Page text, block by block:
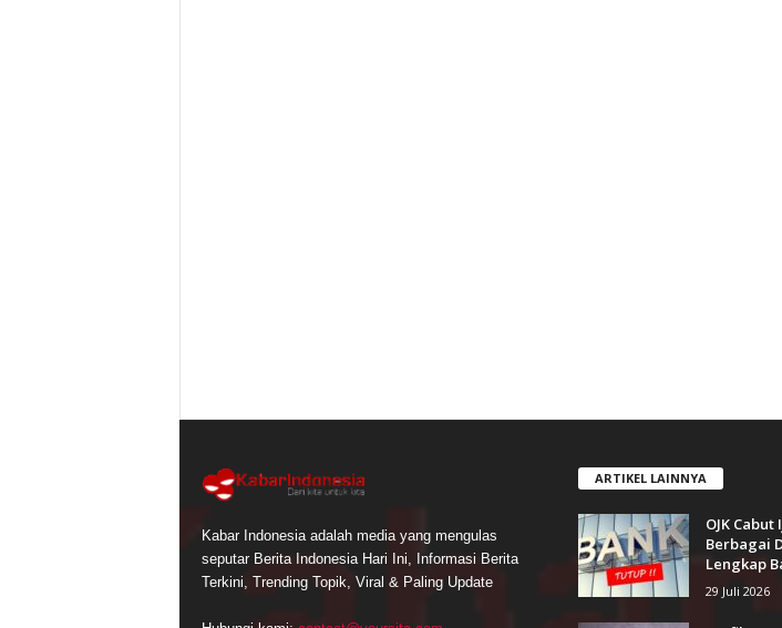
Kabar Indonesia adalah media yang mengulas
seputar Berita Indonesia Hari Ini, Informasi Berita
Terkini, Trending Topik, Viral & Paling Update
ARTIKEL LAINNYA
OJK Cabut
Berbagai
Lengkap
29 Juli 2026